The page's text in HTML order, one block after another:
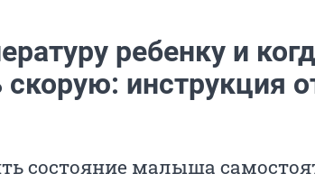
ребенку и
инструкция
состояние малыша